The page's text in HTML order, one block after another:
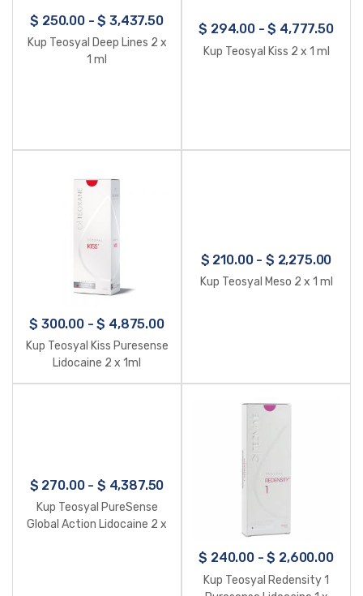
$ 250.00-$ 3,437.50
Kup Teosyal Deep Lines 2 x
1 ml
$ 294.00-$ 4,777.50
Kup Teosyal Kiss 2 x 1 ml
$ 300.00-$ 4,875.00
Kup Teosyal Kiss Puresense
Lidocaine 2 x 1ml
$ 210.00- $ 2,275.00
Kup Teosyal Meso 2 x 1 ml
$ 270.00- $ 4,387.50
Kup Teosyal PureSense
Global Action Lidocaine 2 x
$ 240.00-$ 2,600.00
Kup Teosyal Redensity 1